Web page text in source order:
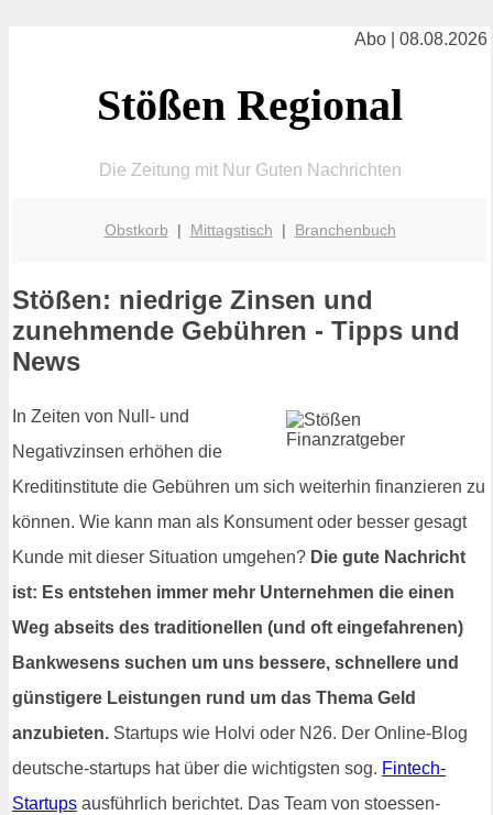
Abo | 08.08.2026
Stößen Regional
Die Zeitung mit Nur Guten Nachrichten
Obstkorb | Mittagstisch | Branchenbuch
Stößen: niedrige Zinsen und
zunehmende Gebühren - Tipps und
News
In Zeiten von Null- und
Negativzinsen erhöhen die
Kreditinstitute die Gebühren um sich weiterhin finanzieren zu
können. Wie kann man als Konsument oder besser gesagt
Kunde mit dieser Situation umgehen? Die gute Nachricht
ist: Es entstehen immer mehr Unternehmen die einen
Weg abseits des traditionellen (und oft eingefahrenen)
Bankwesens suchen um uns bessere, schnellere und
günstigere Leistungen rund um das Thema Geld
anzubieten. Startups wie Holvi oder N26. Der Online-Blog
deutsche-startups hat über die wichtigsten sog. Fintech-
Startups ausführlich berichtet. Das Team von stoessen-